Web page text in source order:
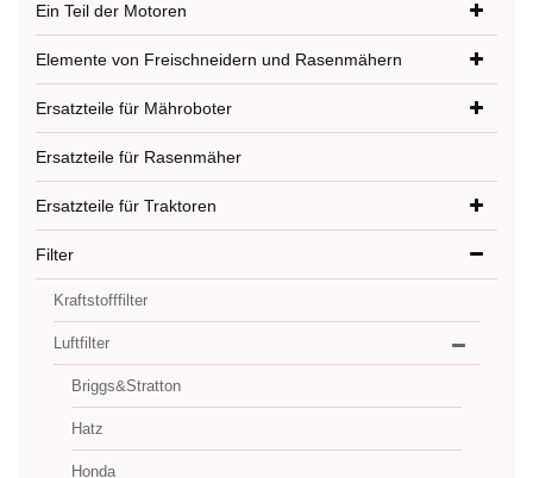
Ein Teil der Motoren
Elemente von Freischneidern und Rasenmähern
Ersatzteile für Mähroboter
Ersatzteile für Rasenmäher
Ersatzteile für Traktoren
Filter
Kraftstofffilter
Luftfilter
Briggs&Stratton
Hatz
Honda